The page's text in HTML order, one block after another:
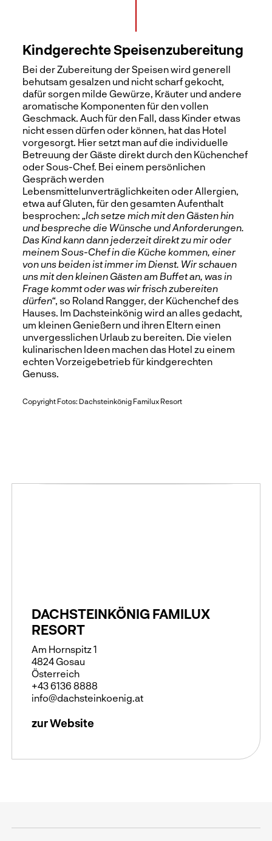
Kindgerechte Speisenzubereitung
Bei der Zubereitung der Speisen wird generell
behutsam gesalzen und nicht scharf gekocht,
dafür sorgen milde Gewürze, Kräuter und andere
aromatische Komponenten für den vollen
Geschmack. Auch für den Fall, dass Kinder etwas
nicht essen dürfen oder können, hat das Hotel
vorgesorgt. Hier setzt man auf die individuelle
Betreuung der Gäste direkt durch den Küchenchef
oder Sous-Chef. Bei einem persönlichen
Gespräch werden
Lebensmittelunverträglichkeiten oder Allergien,
etwa auf Gluten, für den gesamten Aufenthalt
besprochen: „Ich setze mich mit den Gästen hin
und bespreche die Wünsche und Anforderungen.
Das Kind kann dann jederzeit direkt zu mir oder
meinem Sous-Chef in die Küche kommen, einer
von uns beiden ist immer im Dienst. Wir schauen
uns mit den kleinen Gästen am Buffet an, was in
Frage kommt oder was wir frisch zubereiten
dürfen“, so Roland Rangger, der Küchenchef des
Hauses. Im Dachsteinkönig wird an alles gedacht,
um kleinen Genießern und ihren Eltern einen
unvergesslichen Urlaub zu bereiten. Die vielen
kulinarischen Ideen machen das Hotel zu einem
echten Vorzeigebetrieb für kindgerechten
Genuss.
Copyright Fotos: Dachsteinkönig Familux Resort
DACHSTEINKÖNIG FAMILUX
RESORT
Am Hornspitz 1
4824 Gosau
Österreich
+43 6136 8888
info@dachsteinkoenig.at
zur Website